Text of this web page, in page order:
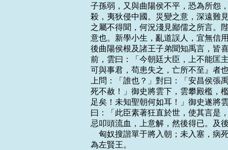
子孫弱，又與曲陽侯不平，恐為所怨
殺，夷狄侵中國。災變之意，深遠難
之屬不得聞，何況淺見鄙儒之所言。
意也。新學小生，亂道誤人，宜無信
後曲陽侯根及諸王子弟聞知禹言，皆
前，雲曰：「今朝廷大臣，上不能匡
可與事君，苟患失之，亡所不至』者
上問：「誰也？」對曰：「安昌侯張
死不赦！」御史將雲下，雲攀殿檻，
足矣！未知聖朝何如耳！」御史遂將
曰：「此臣素著狂直於世，使其言是
忌叩頭流血，上意解，然後得已。及
匈奴搜諧單于將入朝；未入塞，
為左賢王。